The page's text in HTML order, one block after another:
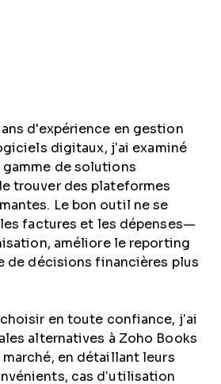
ans d'expérience en gestion
digitaux, j’ai examiné
de solutions
trouver des plateformes
Le bon outil ne se
factures et les dépenses—
améliore le reporting
de décisions financières plus
en toute confiance, j’ai
alternatives à Zoho Books
en détaillant leurs
cas d’utilisation